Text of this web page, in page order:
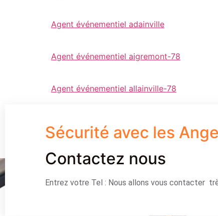
Agent événementiel adainville
Agent événementiel aigremont-78
Agent événementiel allainville-78
Sécurité avec les
Contactez nous
Entrez votre Tel : Nous allons vous contacter